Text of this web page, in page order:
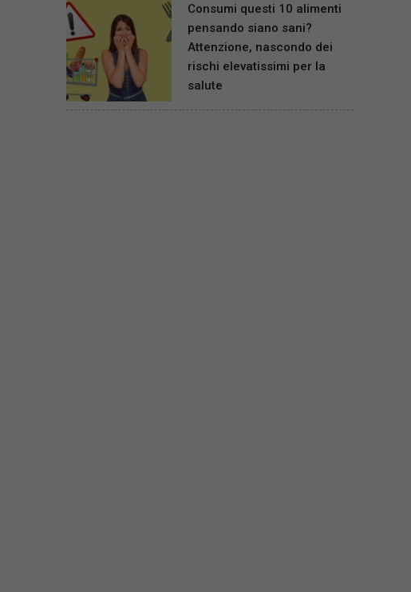
Consumi questi 10 alimenti
pensando siano sani?
Attenzione, nascondo dei
rischi elevatissimi per la
salute